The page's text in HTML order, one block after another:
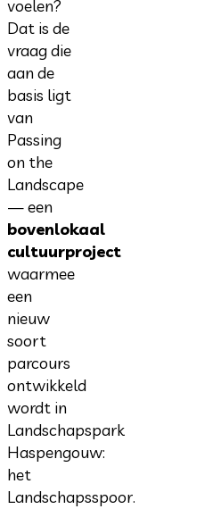
voelen?
Dat is de
vraag die
aan de
basis ligt
van
Passing
on the
Landscape
— een
bovenlokaal
cultuurproject
waarmee
een
nieuw
soort
parcours
ontwikkeld
wordt in
Landschapspark
Haspengouw:
het
Landschapsspoor.